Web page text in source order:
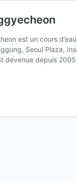
est un cours
Seoul Plaza,
devenue depuis